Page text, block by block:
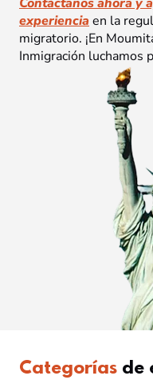
experiencia en la
migratorio. ¡En
Inmigración luchamos
Categorías de